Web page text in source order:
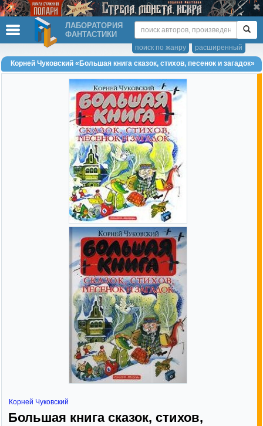
ЛАБОРАТОРИЯ
ФАНТАСТИКИ
расширенный
поиск по жанру
Корней Чуковский «Большая книга сказок, стихов, песенок и загадок»
Корней Чуковский
Большая книга сказок, стихов,